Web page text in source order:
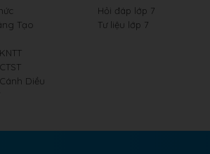
Tạo
Diều
Hỏi đáp lớp 7
Tư liệu lớp 7